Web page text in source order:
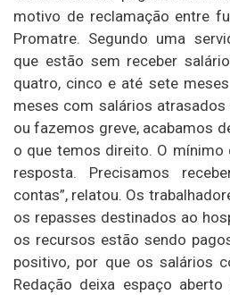
motivo de reclamação entre
Promatre. Segundo uma
que estão sem receber
quatro, cinco e até sete
meses com salários
ou fazemos greve, acabamos
o que temos direito. O mínimo
resposta. Precisamos
contas”, relatou. Os
os repasses destinados ao
os recursos estão sendo
positivo, por que os salários
Redação deixa espaço